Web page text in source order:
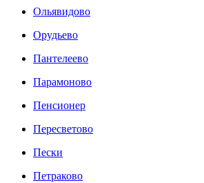
Ольявидово
Орудьево
Пантелеево
Парамоново
Пенсионер
Пересветово
Пески
Петраково